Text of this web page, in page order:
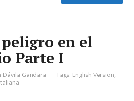
peligro en el
Parte I
Dávila Gandara Tags: English Version,